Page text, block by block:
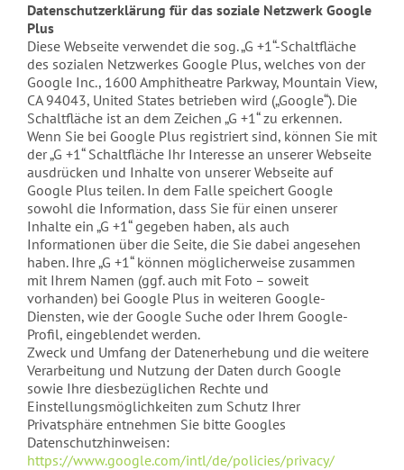
Datenschutzerklärung für das soziale Netzwerk Google
Plus
Diese Webseite verwendet die sog. „G +1“-Schaltfläche
des sozialen Netzwerkes Google Plus, welches von der
Google Inc., 1600 Amphitheatre Parkway, Mountain View,
CA 94043, United States betrieben wird („Google“). Die
Schaltfläche ist an dem Zeichen „G +1“ zu erkennen.
Wenn Sie bei Google Plus registriert sind, können Sie mit
der „G +1“ Schaltfläche Ihr Interesse an unserer Webseite
ausdrücken und Inhalte von unserer Webseite auf
Google Plus teilen. In dem Falle speichert Google
sowohl die Information, dass Sie für einen unserer
Inhalte ein „G +1“ gegeben haben, als auch
Informationen über die Seite, die Sie dabei angesehen
haben. Ihre „G +1“ können möglicherweise zusammen
mit Ihrem Namen (ggf. auch mit Foto – soweit
vorhanden) bei Google Plus in weiteren Google-
Diensten, wie der Google Suche oder Ihrem Google-
Profil, eingeblendet werden.
Zweck und Umfang der Datenerhebung und die weitere
Verarbeitung und Nutzung der Daten durch Google
sowie Ihre diesbezüglichen Rechte und
Einstellungsmöglichkeiten zum Schutz Ihrer
Privatsphäre entnehmen Sie bitte Googles
Datenschutzhinweisen:
https://www.google.com/intl/de/policies/privacy/